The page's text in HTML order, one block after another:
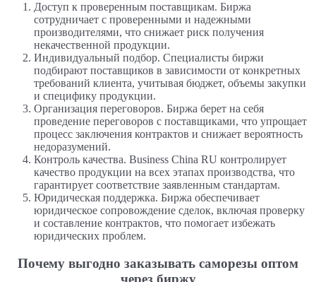
Доступ к проверенным поставщикам. Биржа
сотрудничает с проверенными и надежными
производителями, что снижает риск получения
некачественной продукции.
Индивидуальный подбор. Специалисты биржи
подбирают поставщиков в зависимости от конкретных
требований клиента, учитывая бюджет, объемы закупки
и специфику продукции.
Организация переговоров. Биржа берет на себя
проведение переговоров с поставщиками, что упрощает
процесс заключения контрактов и снижает вероятность
недоразумений.
Контроль качества. Business China RU контролирует
качество продукции на всех этапах производства, что
гарантирует соответствие заявленным стандартам.
Юридическая поддержка. Биржа обеспечивает
юридическое сопровождение сделок, включая проверку
и составление контрактов, что помогает избежать
юридических проблем.
Почему выгодно заказывать саморезы оптом
через биржу